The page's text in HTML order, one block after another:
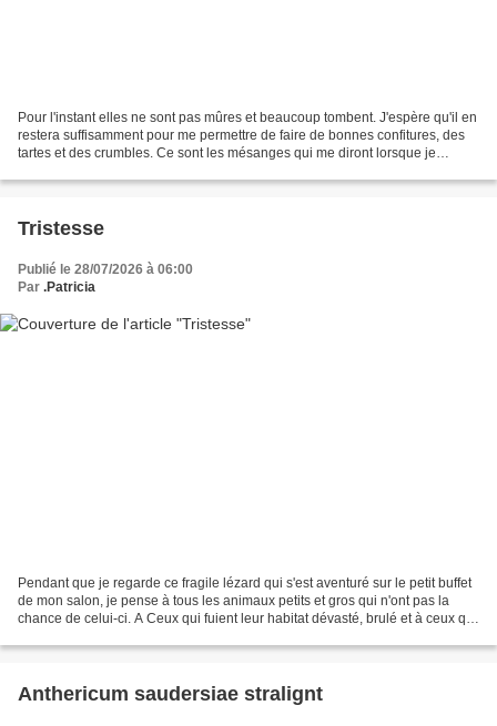
Pour l'instant elles ne sont pas mûres et beaucoup tombent. J'espère qu'il en
restera suffisamment pour me permettre de faire de bonnes confitures, des
tartes et des crumbles. Ce sont les mésanges qui me diront lorsque je
Tristesse
Publié le 28/07/2026 à 06:00
Par .Patricia
Pendant que je regarde ce fragile lézard qui s'est aventuré sur le petit buffet
de mon salon, je pense à tous les animaux petits et gros qui n'ont pas la
chance de celui-ci. A Ceux qui fuient leur habitat dévasté, brulé et à ceux qui
Anthericum saudersiae stralignt